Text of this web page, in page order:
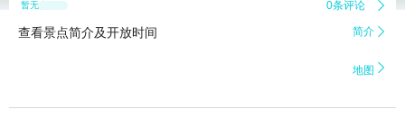
暂无点评 0条评论 
查看景点简介及开放时间 简介 
地图 